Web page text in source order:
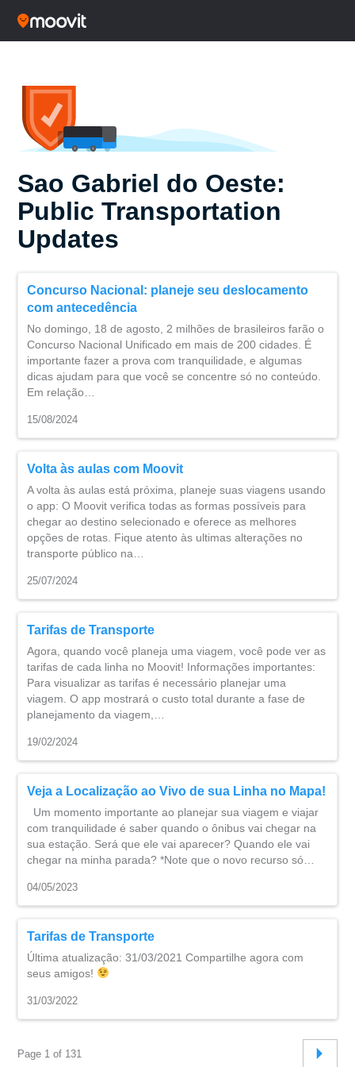
Sao Gabriel do Oeste:
Public Transportation
Updates
Concurso Nacional: planeje seu deslocamento
com antecedência
No domingo, 18 de agosto, 2 milhões de brasileiros farão o
Concurso Nacional Unificado em mais de 200 cidades. É
importante fazer a prova com tranquilidade, e algumas
dicas ajudam para que você se concentre só no conteúdo.
Em relação…
15/08/2024
Volta às aulas com Moovit
A volta às aulas está próxima, planeje suas viagens usando
o app: O Moovit verifica todas as formas possíveis para
chegar ao destino selecionado e oferece as melhores
opções de rotas. Fique atento às ultimas alterações no
transporte público na…
25/07/2024
Tarifas de Transporte
Agora, quando você planeja uma viagem, você pode ver as
tarifas de cada linha no Moovit! Informações importantes:
Para visualizar as tarifas é necessário planejar uma
viagem. O app mostrará o custo total durante a fase de
planejamento da viagem,…
19/02/2024
Veja a Localização ao Vivo de sua Linha no Mapa!
Um momento importante ao planejar sua viagem e viajar
com tranquilidade é saber quando o ônibus vai chegar na
sua estação. Será que ele vai aparecer? Quando ele vai
chegar na minha parada? *Note que o novo recurso só…
04/05/2023
Tarifas de Transporte
Última atualização: 31/03/2021 Compartilhe agora com
seus amigos!
31/03/2022
Page 1 of 131